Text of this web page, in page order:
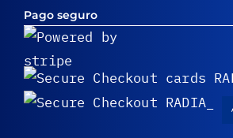
Pago seguro